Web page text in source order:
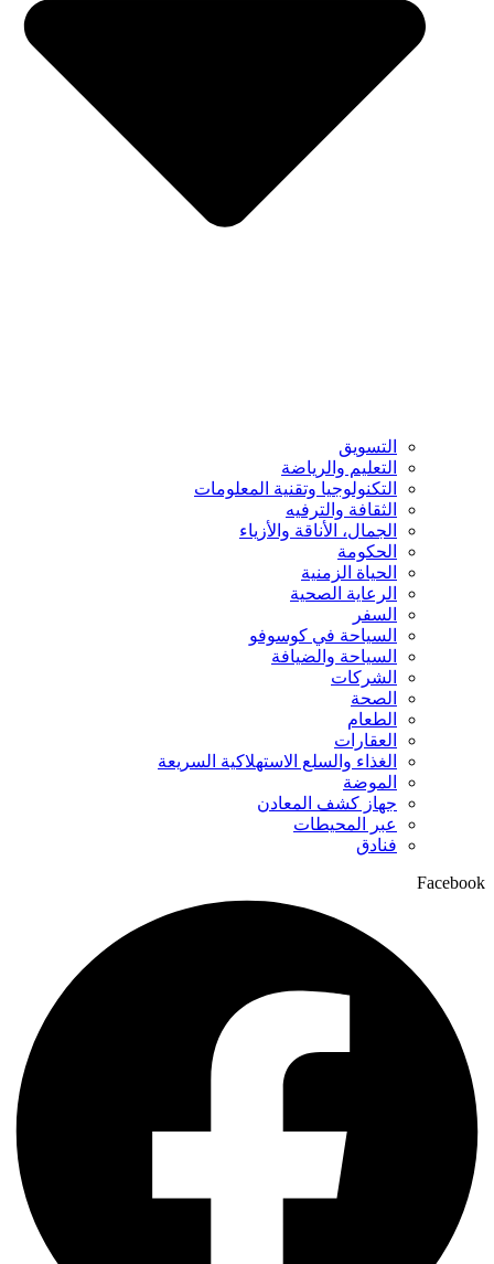
التسويق
التعليم والرياضة
التكنولوجيا وتقنية المعلومات
الثقافة والترفيه
الجمال، الأناقة والأزياء
الحكومة
الحياة الزمنية
الرعاية الصحية
السفر
السياحة في كوسوفو
السياحة والضيافة
الشركات
الصحة
الطعام
العقارات
الغذاء والسلع الاستهلاكية السريعة
الموضة
جهاز كشف المعادن
عبر المحيطات
فنادق
Facebook